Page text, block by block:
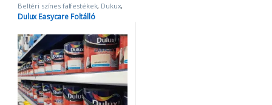
Beltéri színes falfestékek, Dukux,
Dulux Easycare Foltálló színes
Dulux Easycare Foltálló